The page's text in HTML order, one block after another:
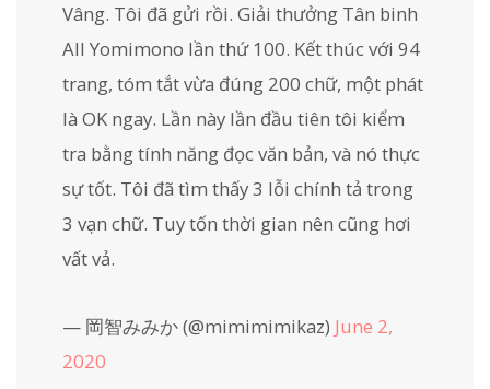
Vâng. Tôi đã gửi rồi. Giải thưởng Tân binh
All Yomimono lần thứ 100. Kết thúc với 94
trang, tóm tắt vừa đúng 200 chữ, một phát
là OK ngay. Lần này lần đầu tiên tôi kiểm
tra bằng tính năng đọc văn bản, và nó thực
sự tốt. Tôi đã tìm thấy 3 lỗi chính tả trong
3 vạn chữ. Tuy tốn thời gian nên cũng hơi
vất vả.
— 岡智みみか (@mimimimikaz) June 2,
2020